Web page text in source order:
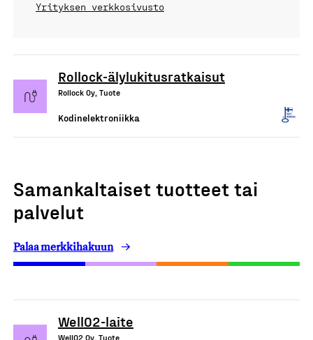
Yrityksen verkkosivusto
Rollock-älylukitusratkaisut
Rollock Oy, Tuote
Kodinelektroniikka
Samankaltaiset tuotteet tai
palvelut
Palaa merkkihakuun
WellO2-laite
WellO2 Oy, Tuote